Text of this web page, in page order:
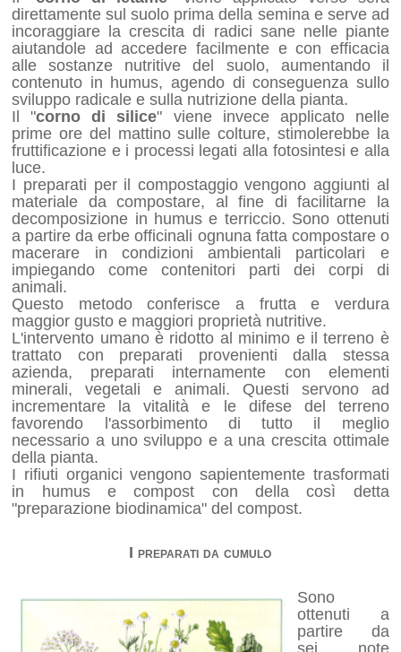
direttamente sul suolo prima della semina e serve ad
incoraggiare la crescita di radici sane nelle piante
aiutandole ad accedere facilmente e con efficacia
alle sostanze nutritive del suolo, aumentando il
contenuto in humus, agendo di conseguenza sullo
sviluppo radicale e sulla nutrizione della pianta.
Il "corno di silice" viene invece applicato nelle
prime ore del mattino sulle colture, stimolerebbe la
fruttificazione e i processi legati alla fotosintesi e alla
luce.
I preparati per il compostaggio vengono aggiunti al
materiale da compostare, al fine di facilitarne la
decomposizione in humus e terriccio. Sono ottenuti
a partire da erbe officinali ognuna fatta compostare o
macerare in condizioni ambientali particolari e
impiegando come contenitori parti dei corpi di
animali.
Questo metodo conferisce a frutta e verdura
maggior gusto e maggiori proprietà nutritive.
L'intervento umano è ridotto al minimo e il terreno è
trattato con preparati provenienti dalla stessa
azienda, preparati internamente con elementi
minerali, vegetali e animali. Questi servono ad
incrementare la vitalità e le difese del terreno
favorendo l'assorbimento di tutto il meglio
necessario a uno sviluppo e a una crescita ottimale
della pianta.
I rifiuti organici vengono sapientemente trasformati
in humus e compost con della così detta
"preparazione biodinamica" del compost.
I preparati da cumulo
Sono
ottenuti a
partire da
sei note